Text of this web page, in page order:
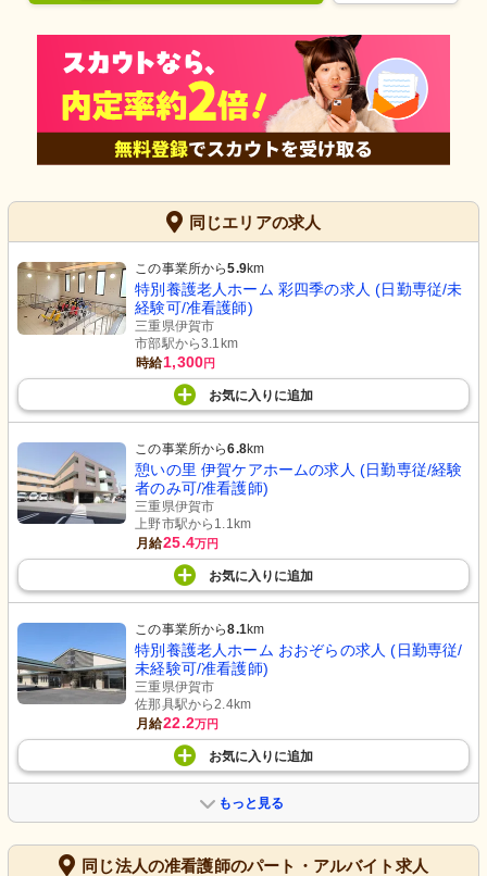
同じエリアの求人
この事業所から5.9km
特別養護老人ホーム 彩四季の求人 (日勤専従/未
経験可/准看護師)
三重県伊賀市
市部駅から3.1km
時給1,300円
お気に入り に追加
この事業所から6.8km
憩いの里 伊賀ケアホームの求人 (日勤専従/経験
者のみ可/准看護師)
三重県伊賀市
上野市駅から1.1km
月給25.4万円
お気に入り に追加
この事業所から8.1km
特別養護老人ホーム おおぞらの求人 (日勤専従/
未経験可/准看護師)
三重県伊賀市
佐那具駅から2.4km
月給22.2万円
お気に入り に追加
もっと見る
同じ法人の准看護師のパート・アルバイト求人